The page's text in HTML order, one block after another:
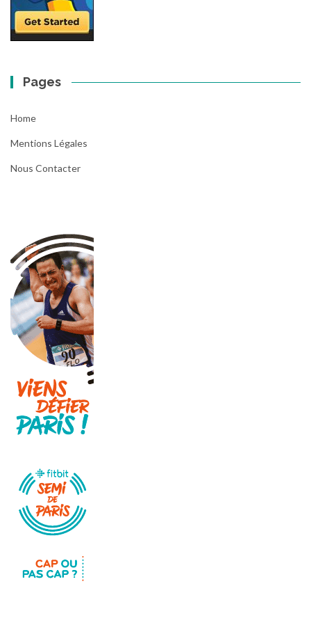
Pages
Home
Mentions Légales
Nous Contacter